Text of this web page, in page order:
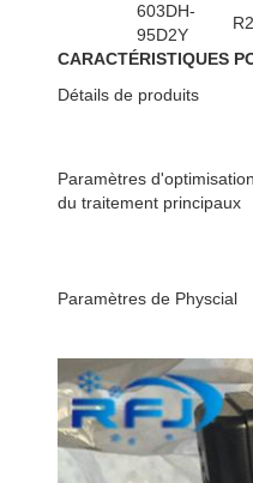
603DH-
95D2Y
CARACTÉRISTIQUES
Détails de produits
Paramètres d'optimisation
du traitement principaux
Paramètres de Physcial